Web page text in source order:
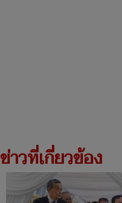
ข่าวที่เกี่ยวข้อง